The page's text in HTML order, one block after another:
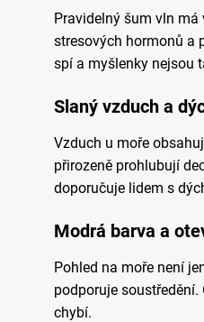
Pravidelný šum vln
stresových hormonů a
spí a myšlenky nejsou
Slaný vzduch a
Vzduch u moře
přirozeně prohlubují
doporučuje lidem s
Modrá barva a
Pohled na moře není
podporuje
chybí.